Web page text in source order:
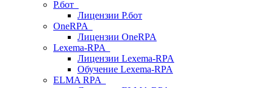
Р.бот
Лицензии Р.бот
OneRPA
Лицензии OneRPA
Lexema-RPA
Лицензии Lexema-RPA
Обучение Lexema-RPA
ELMA RPA